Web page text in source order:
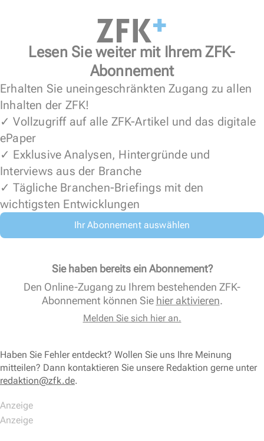
Lesen Sie weiter mit Ihrem ZFK-
Abonnement
Erhalten Sie uneingeschränkten Zugang zu allen
Inhalten der ZFK!
✓ Vollzugriff auf alle ZFK-Artikel und das digitale
ePaper
✓ Exklusive Analysen, Hintergründe und
Interviews aus der Branche
✓ Tägliche Branchen-Briefings mit den
wichtigsten Entwicklungen
Ihr Abonnement auswählen
Sie haben bereits ein Abonnement?
Den Online-Zugang zu Ihrem bestehenden ZFK-
Abonnement können Sie hier aktivieren.
Melden Sie sich hier an.
Haben Sie Fehler entdeckt? Wollen Sie uns Ihre Meinung
mitteilen? Dann kontaktieren Sie unsere Redaktion gerne unter
redaktion@zfk.de.